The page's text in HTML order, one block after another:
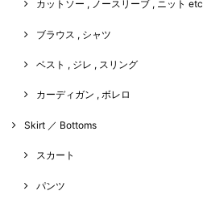
カットソー , ノースリーブ , ニット etc
ブラウス , シャツ
ベスト , ジレ , スリング
カーディガン , ボレロ
Skirt ／ Bottoms
スカート
パンツ